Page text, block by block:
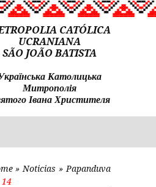
CATÓLICA
UCRANIANA
SÃO JOÃO BATISTA
Католицька
Митрополія
Івана Христителя
» Noticias » Papanduva
14